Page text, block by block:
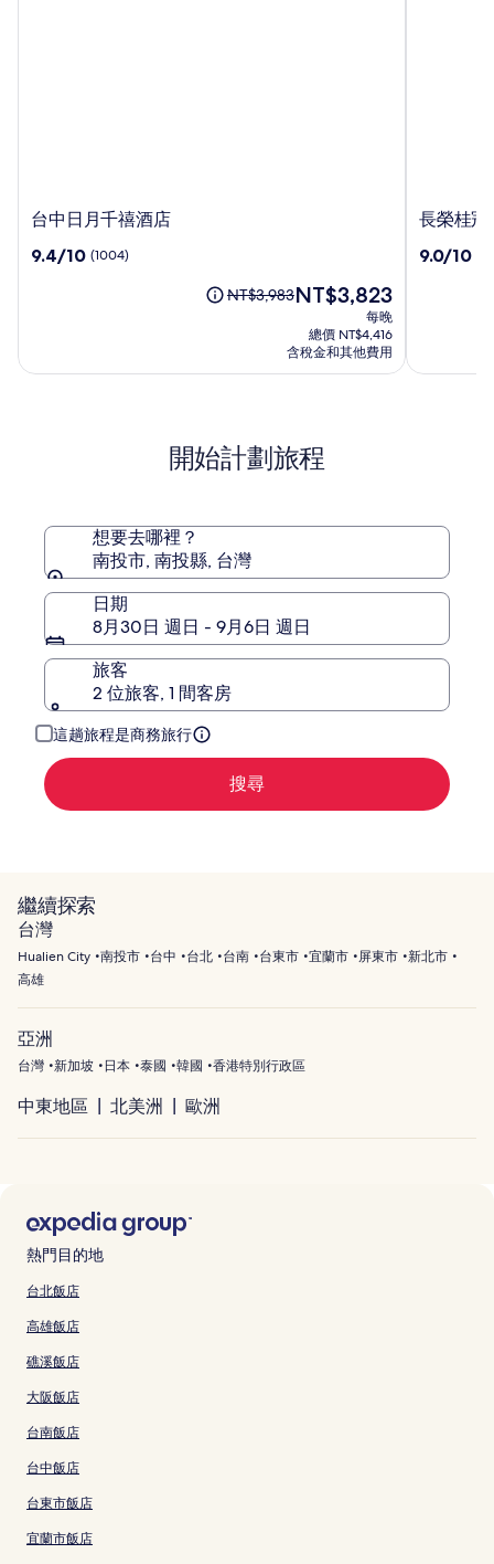
台
日
店
台中日月千禧酒店
9.4
9.4/10 (1004)
原
NT$3,983，
查
房
價
多
資
訊。
NT$3,983現
格
為
NT$3,823
每晚
總價 NT$4,416
含稅金和其他費用
長
桂
中)
長榮桂冠
9.0
9.0/10
開始計劃旅程
想要去哪裡？
南投市, 南投縣, 台灣
日期
8月30日 週日 - 9月6日 週日
旅客
2 位旅客, 1 間客房
這趟旅程是商務旅行
搜尋
繼續探索
台灣
Hualien City 南投市 台中 台北 台南 台東市 宜蘭市 屏東市 新北市
高雄
亞洲
台灣 新加坡 日本 泰國 韓國 香港特別行政區
中東地區 北美洲 歐洲
熱門目的地
台北飯店
高雄飯店
礁溪飯店
大阪飯店
台南飯店
台中飯店
台東市飯店
宜蘭市飯店